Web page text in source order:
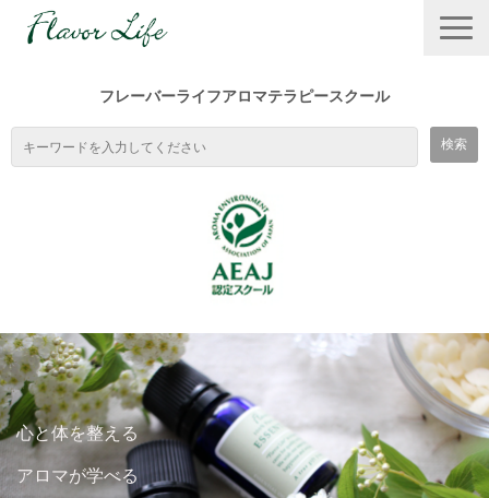
フレーバーライフアロマテラピースクール
スクールの特徴
１DAYワークショップ
心と体を整える
アロマが学べる